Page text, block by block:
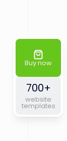
Buy now
700+
website
templates